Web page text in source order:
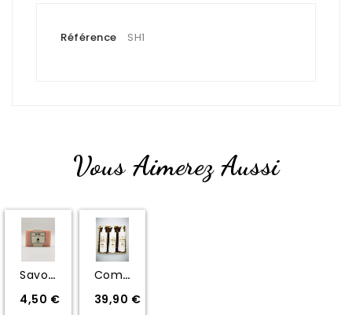
Référence SH1
Vous Aimerez Aussi
Savon Au Lait D'ânesse Bio...
4,50 €
Composition Soin
39,90 €